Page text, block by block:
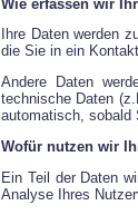
Wie erfassen wir
Ihre Daten werden
die Sie in ein
Andere Daten
technische Daten
automatisch, sobald
Wofür nutzen wir
Ein Teil der Daten
Analyse Ihres